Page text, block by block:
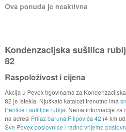
Ova ponuda je neaktivna
Kondenzacijska sušilica
82
Raspoloživost i cijena
Akcija u Pevex trgovinama za
82 je istekla. Njuškalo katalozi trenutno ima
Perilice i sušilice rublja. Nema informacije za
na adresi Prilaz baruna Filipovića 42 (4 km
Sve Pevex poslovnice i radno vrijeme